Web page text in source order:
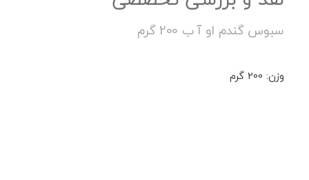
سبوس گندم او آ ب 200 گرم
وزن: 200 گرم